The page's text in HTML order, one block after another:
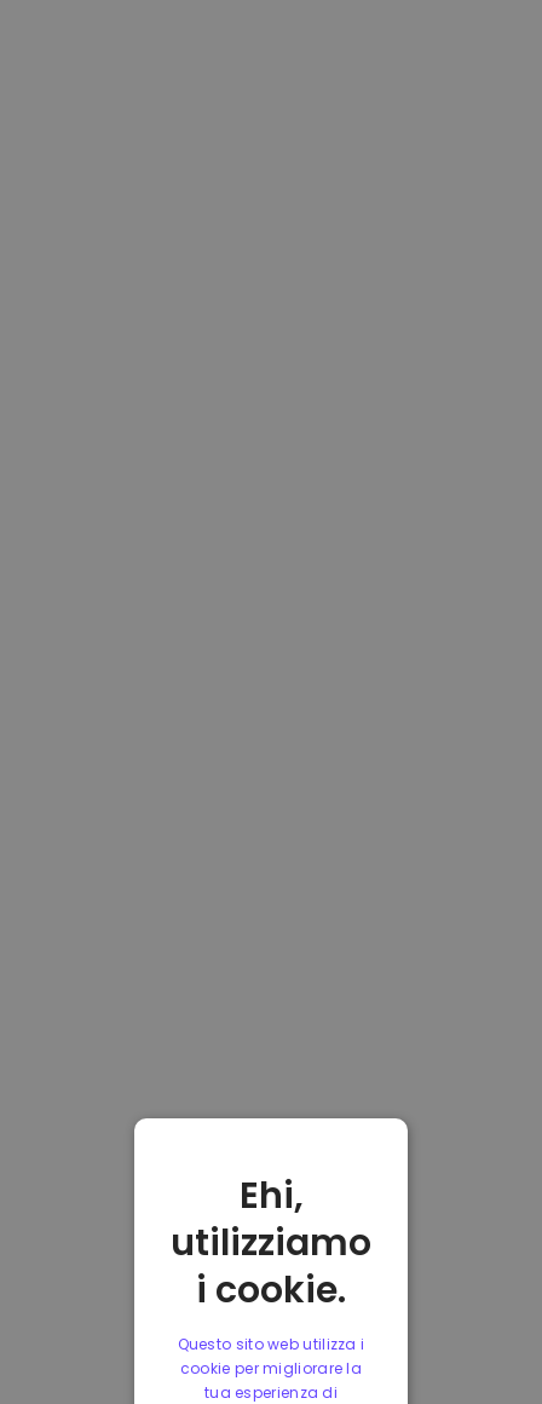
Ehi,
utilizziamo
i cookie.
Questo sito web utilizza i
cookie per migliorare la
tua esperienza di